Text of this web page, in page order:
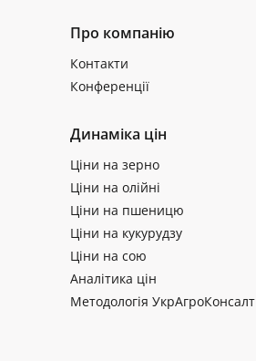
Про компанію
Контакти
Конференції
Динаміка цін
Ціни на зерно
Ціни на олійні
Ціни на пшеницю
Ціни на кукурудзу
Ціни на сою
Аналітика цін
Методологія УкрАгроКонсалт